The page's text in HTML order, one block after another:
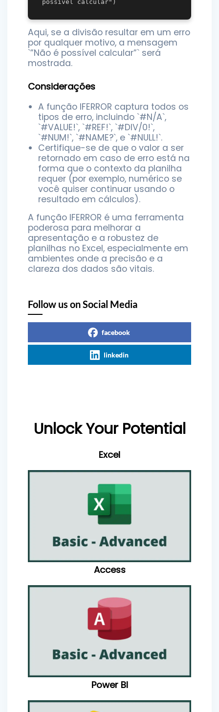
Aqui, se a divisão resultar em um erro
por qualquer motivo, a mensagem
`”Não é possível calcular”` será
mostrada.
Considerações
A função IFERROR captura todos os
tipos de erro, incluindo `#N/A`,
`#VALUE!`, `#REF!`, `#DIV/0!`,
`#NUM!`, `#NAME?`, e `#NULL!`.
Certifique-se de que o valor a ser
retornado em caso de erro está na
forma que o contexto da planilha
requer (por exemplo, numérico se
você quiser continuar usando o
resultado em cálculos).
A função IFERROR é uma ferramenta
poderosa para melhorar a
apresentação e a robustez de
planilhas no Excel, especialmente em
ambientes onde a precisão e a
clareza dos dados são vitais.
Follow us on Social Media
facebook
linkedin
Unlock Your Potential
Excel
Access
Power BI